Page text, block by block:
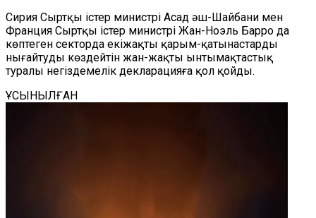
Сирия Сыртқы істер министрі Асад әш-Шайбани мен
Франция Сыртқы істер министрі Жан-Ноэль Барро да
көптеген секторда екіжақты қарым-қатынастарды
нығайтуды көздейтін жан-жақты ынтымақтастық
туралы негіздемелік декларацияға қол қойды.
ҰСЫНЫЛҒАН